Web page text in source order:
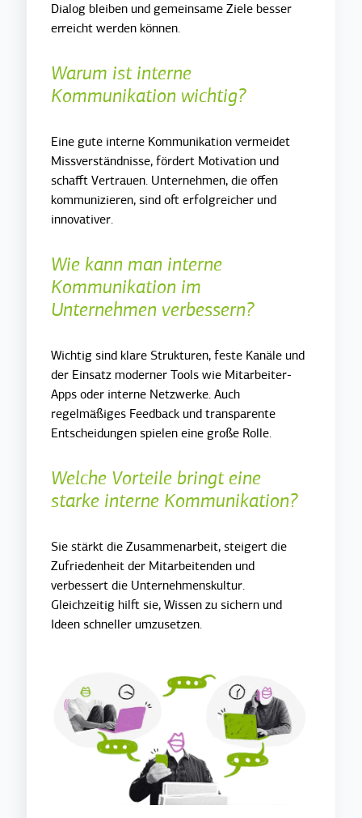
Dialog bleiben und gemeinsame Ziele besser
erreicht werden können.
Warum ist interne
Kommunikation wichtig?
Eine gute interne Kommunikation vermeidet
Missverständnisse, fördert Motivation und
schafft Vertrauen. Unternehmen, die offen
kommunizieren, sind oft erfolgreicher und
innovativer.
Wie kann man interne
Kommunikation im
Unternehmen verbessern?
Wichtig sind klare Strukturen, feste Kanäle und
der Einsatz moderner Tools wie Mitarbeiter-
Apps oder interne Netzwerke. Auch
regelmäßiges Feedback und transparente
Entscheidungen spielen eine große Rolle.
Welche Vorteile bringt eine
starke interne Kommunikation?
Sie stärkt die Zusammenarbeit, steigert die
Zufriedenheit der Mitarbeitenden und
verbessert die Unternehmenskultur.
Gleichzeitig hilft sie, Wissen zu sichern und
Ideen schneller umzusetzen.